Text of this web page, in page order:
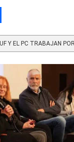
Y EL PC TRABAJAN